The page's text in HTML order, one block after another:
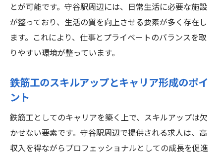
鉄筋工の仕事で得られる時間管理のコツ
寮付き求人がもたらす生活の質の向上
守谷駅周辺での余暇の過ごし方
鉄筋工の生活を支える設備の整備
鉄筋工の高収入と充実した生活守谷駅の選択肢
守谷駅でのキャリアアップと収入増加の方
法
とが可能です。守谷駅周辺には、日常生活に必要な施設
が整っており、生活の質を向上させる要素が多く存在し
ます。これにより、仕事とプライベートのバランスを取
りやすい環境が整っています。
鉄筋工のスキルアップとキャリア形成のポイ
ント
鉄筋工としてのキャリアを築く上で、スキルアップは欠
かせない要素です。守谷駅周辺で提供される求人は、高
収入を得ながらプロフェッショナルとしての成長を促進